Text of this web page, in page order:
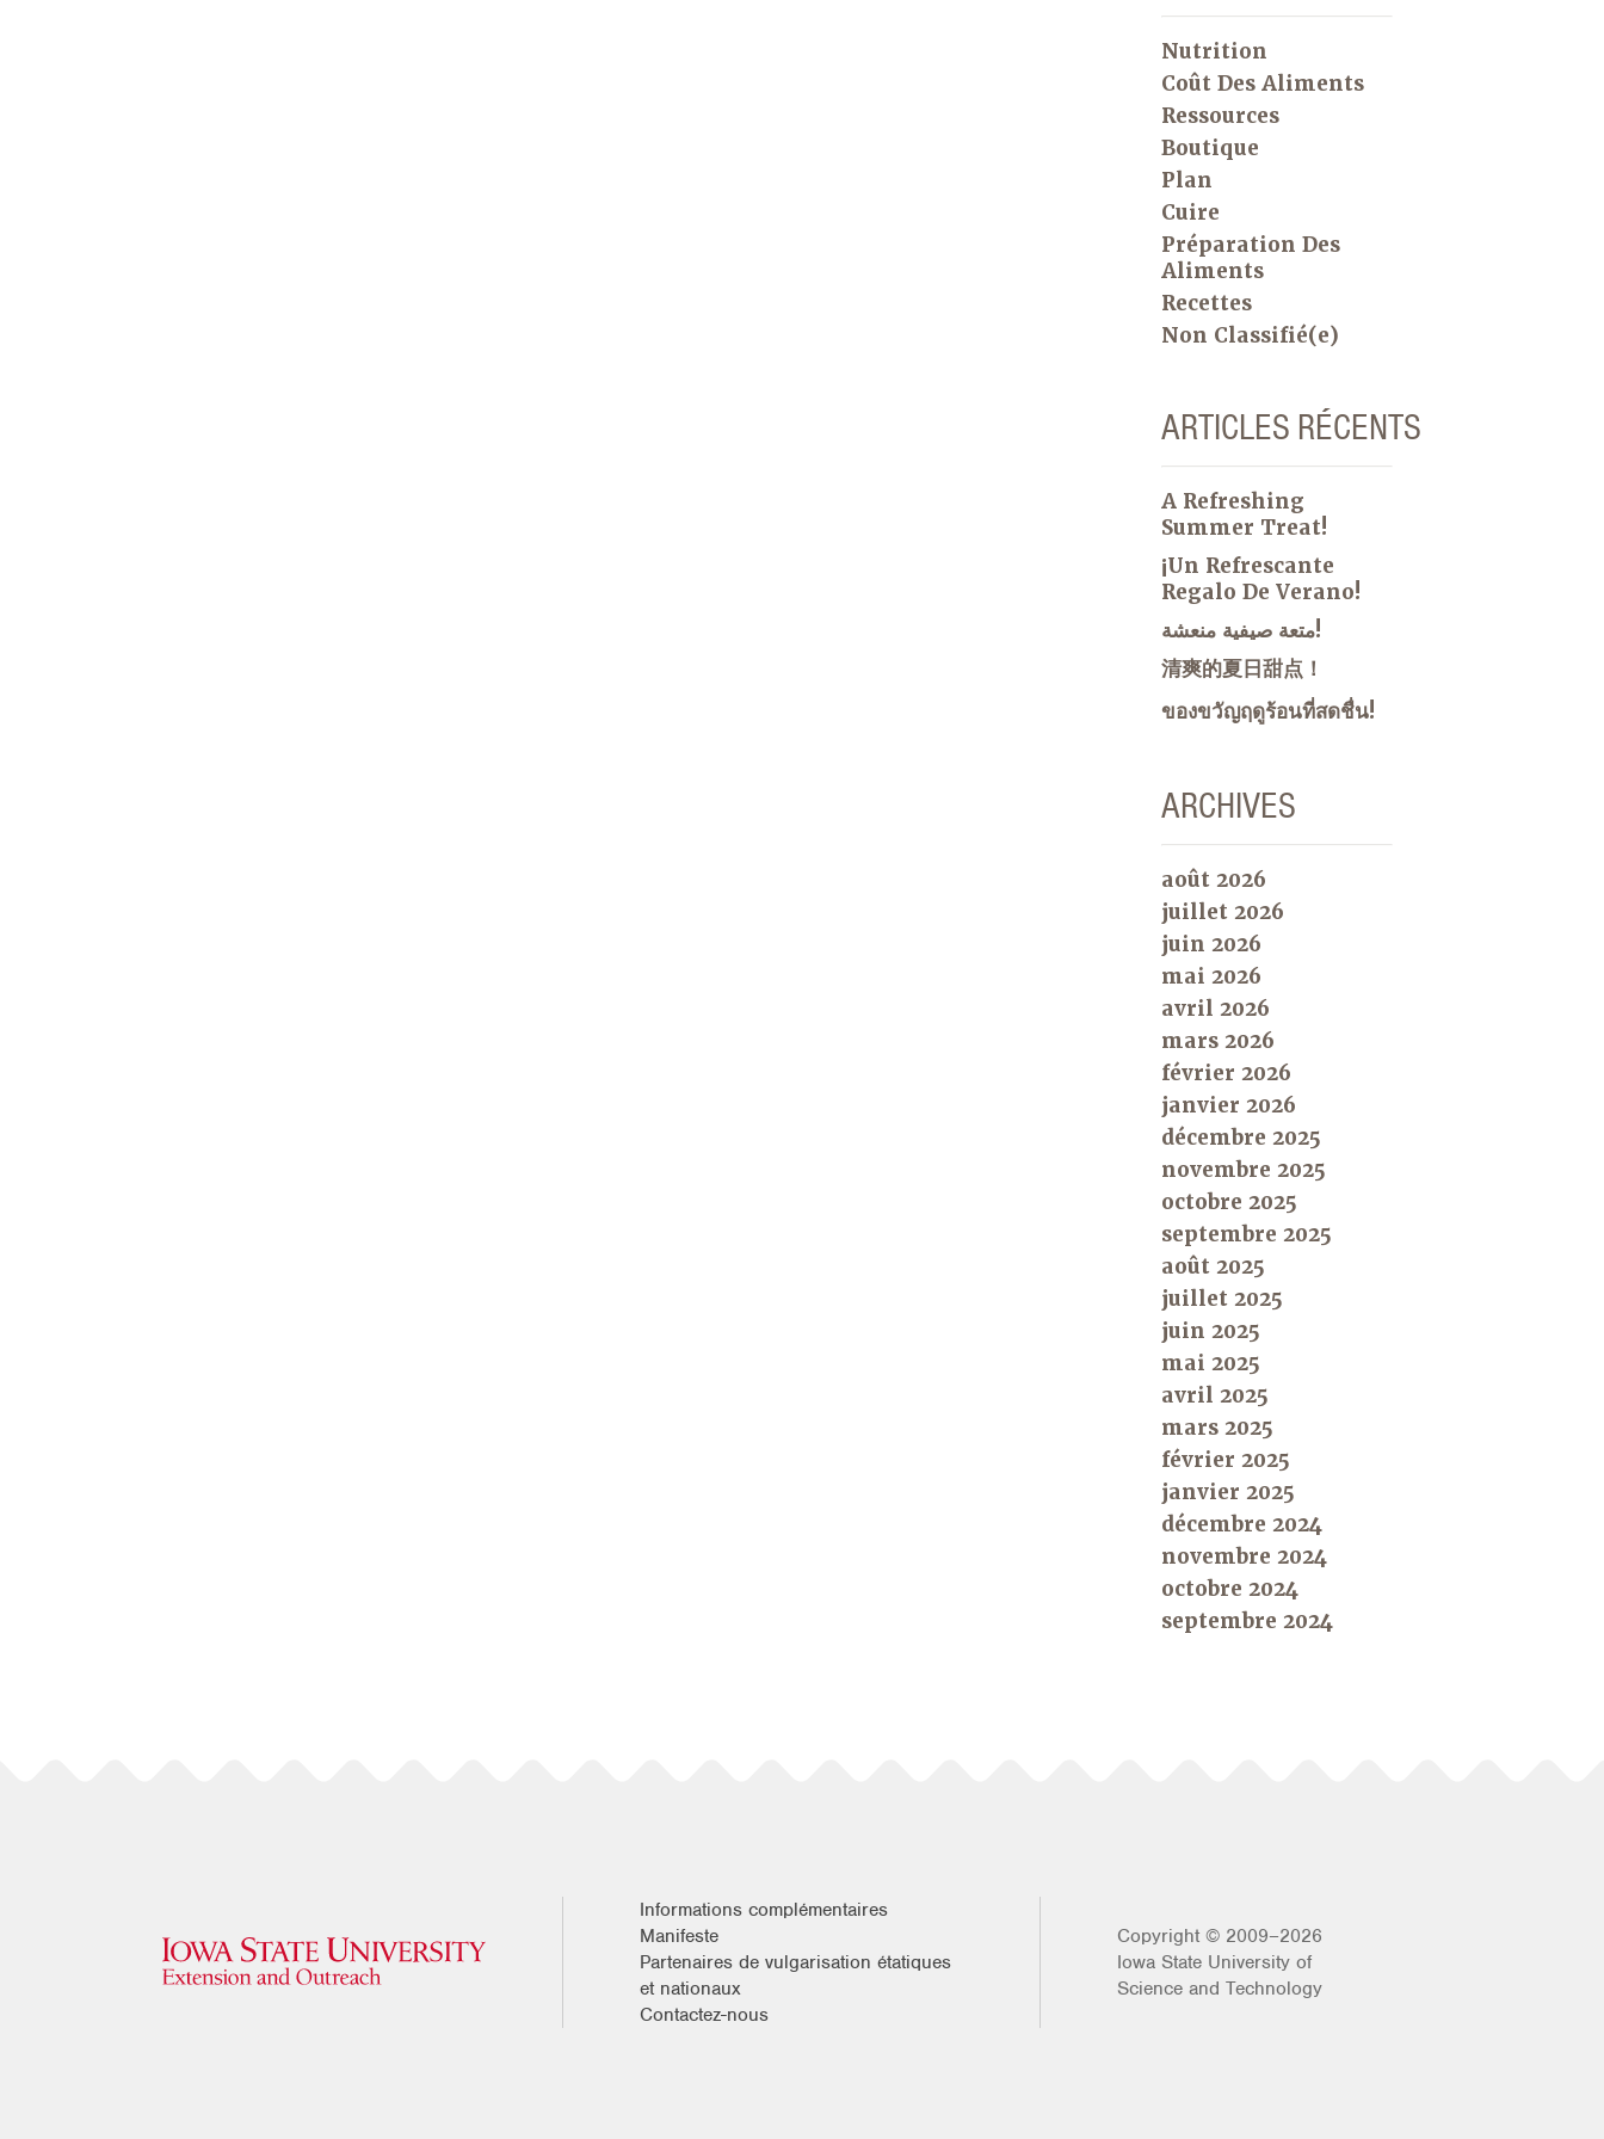
Nutrition
Coût Des Aliments
Ressources
Boutique
Plan
Cuire
Préparation Des
Aliments
Recettes
Non Classifié(e)
ARTICLES RÉCENTS
A Refreshing
Summer Treat!
¡Un Refrescante
Regalo De Verano!
متعة صيفية منعشة!
清爽的夏日甜点！
ของขวัญฤดูร้อนที่สดชื่น!
ARCHIVES
août 2026
juillet 2026
juin 2026
mai 2026
avril 2026
mars 2026
février 2026
janvier 2026
décembre 2025
novembre 2025
octobre 2025
septembre 2025
août 2025
juillet 2025
juin 2025
mai 2025
avril 2025
mars 2025
février 2025
janvier 2025
décembre 2024
novembre 2024
octobre 2024
septembre 2024
Informations complémentaires
Manifeste
Partenaires de vulgarisation étatiques
et nationaux
Contactez-nous
Copyright © 2009–2026
Iowa State University of
Science and Technology